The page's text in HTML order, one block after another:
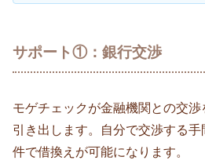
サポート①：銀行交渉
モゲチェックが金融機関との交
引き出します。自分で交渉する
件で借換えが可能になります。